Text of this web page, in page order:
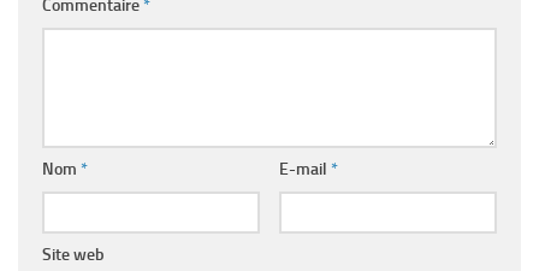
Commentaire*
Nom * E-mail *
Site web